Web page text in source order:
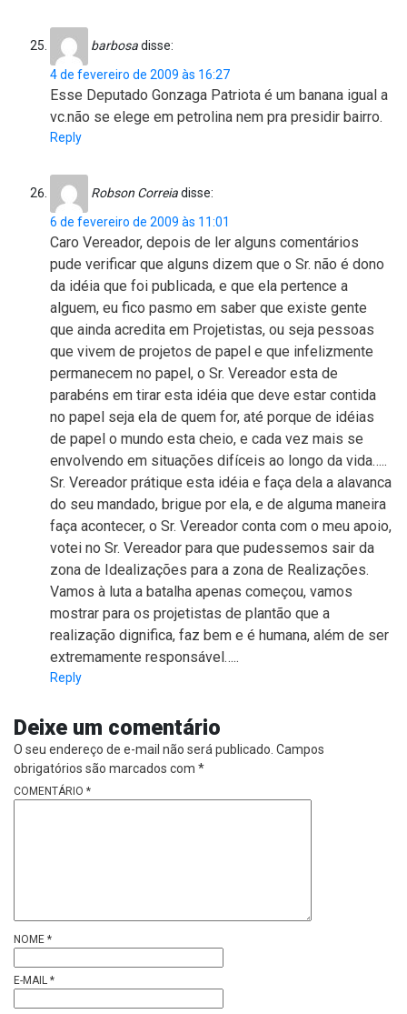
barbosadisse:
4 de fevereiro de 2009 às 16:27
Esse Deputado Gonzaga Patriota é um banana igual a
vc.não se elege em petrolina nem pra presidir bairro.
Reply
Robson Correiadisse:
6 de fevereiro de 2009 às 11:01
Caro Vereador, depois de ler alguns comentários
pude verificar que alguns dizem que o Sr. não é dono
da idéia que foi publicada, e que ela pertence a
alguem, eu fico pasmo em saber que existe gente
que ainda acredita em Projetistas, ou seja pessoas
que vivem de projetos de papel e que infelizmente
permanecem no papel, o Sr. Vereador esta de
parabéns em tirar esta idéia que deve estar contida
no papel seja ela de quem for, até porque de idéias
de papel o mundo esta cheio, e cada vez mais se
envolvendo em situações difíceis ao longo da vida…..
Sr. Vereador prátique esta idéia e faça dela a alavanca
do seu mandado, brigue por ela, e de alguma maneira
faça acontecer, o Sr. Vereador conta com o meu apoio,
votei no Sr. Vereador para que pudessemos sair da
zona de Idealizações para a zona de Realizações.
Vamos à luta a batalha apenas começou, vamos
mostrar para os projetistas de plantão que a
realização dignifica, faz bem e é humana, além de ser
extremamente responsável…..
Reply
Deixe um comentário
O seu endereço de e-mail não será publicado. Campos
obrigatórios são marcados com *
COMENTÁRIO *
NOME *
E-MAIL *